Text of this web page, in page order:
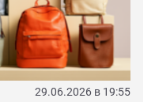
29.06.2026 в 19:55